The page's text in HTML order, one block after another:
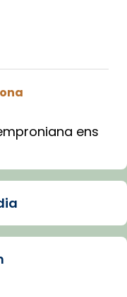
ens
Tortosa, ha